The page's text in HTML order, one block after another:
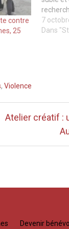
contre
25
carte
de
7
Dans
, Violence
Atelier créatif :
Devenir